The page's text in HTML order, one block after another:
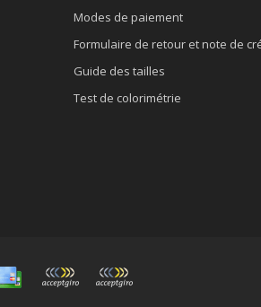
Modes de paiement
Formulaire de retour et note de
Guide des tailles
Test de colorimétrie